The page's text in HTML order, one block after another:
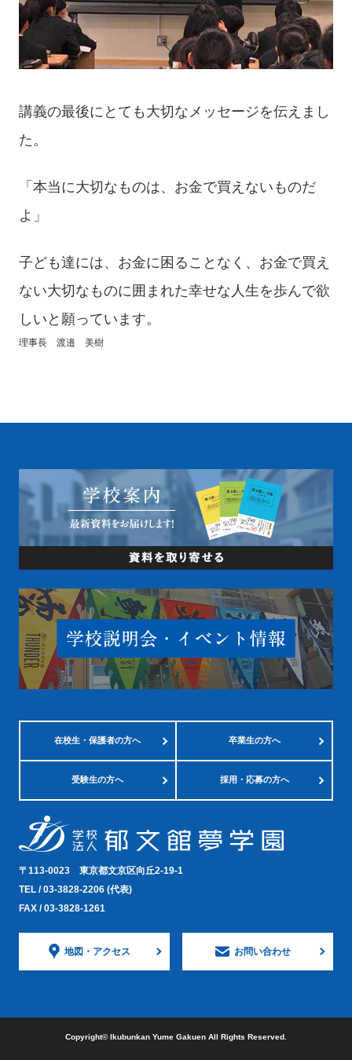
講義の最後にとても大切なメッセージを伝えまし
た。
「本当に大切なものは、お金で買えないものだ
よ」
子ども達には、お金に困ることなく、お金で買え
ない大切なものに囲まれた幸せな人生を歩んで欲
しいと願っています。
理事長 渡邉 美樹
在校生・保護者の方へ 卒業生の方へ
受験生の方へ 採用・応募の方へ
〒113-0023 東京都文京区向丘2-19-1
TEL /03-3828-2206 (代表)
FAX / 03-3828-1261
地図・ アクセス お問い合わせ
Copyright©︎ Ikubunkan Yume Gakuen All Rights Reserved.